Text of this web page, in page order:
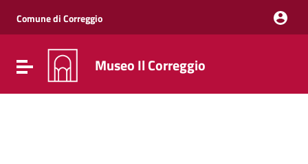
Vai al menu di navigazione
Vai al footer
Comune di Correggio
Attiva / disattiva la navigazione
Museo Il Correggio